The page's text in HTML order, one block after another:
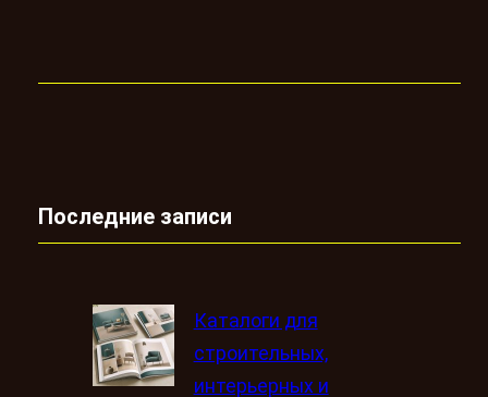
Последние записи
Каталоги для
строительных,
интерьерных и